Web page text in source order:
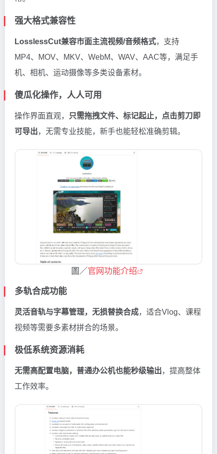
强大格式兼容性
LosslessCut兼容市面主流视频/音频格式，支持
MP4、MOV、MKV、WebM、WAV、AAC等，满足手
机、相机、运动摄像等多类设备素材。
傻瓜化操作，人人可用
操作界面直观，
只需拖拽文件、标记起止，点击剪刀即
可导出，无需专业技能，新手也能轻松准确剪辑。
圖／ 官网功能介绍
多轨合成功能
灵活音轨与字幕管理，无损替换合成，适合Vlog、课程
视频等需要多素材拼合的场景。
极低系统资源消耗
无需高配置电脑，普通办公机也能秒级输出，提高整体
工作效率。